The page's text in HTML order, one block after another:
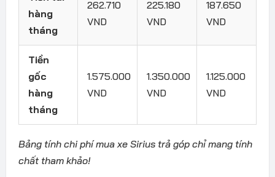
hàng
tháng
262.710
VND
225.180
VND
187.650
VND
Tiền
gốc
hàng
tháng
1.575.000
VND
1.350.000
VND
1.125.000
VND
Bảng tính chi phí mua xe Sirius trả góp chỉ mang tính
chất tham khảo!